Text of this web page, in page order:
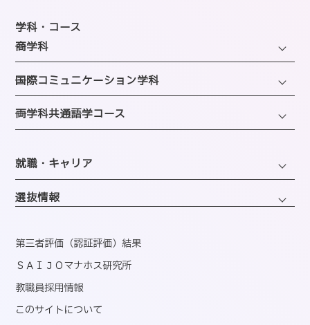
SAIJOの特徴
選ばれる理由
教員紹介
アクセス
年間スケジュール
施設のご紹介
図書館
クラブ＆サークルのご案内
学科・コース
─商学科
ファッション・トレンドコース
ビューティーホスピタリティコース
経営・マーケティングコース
情報・AIライフコース
医療事務コンピュータコース
─国際コミュニケーション学科
観光・エンターテインメントコース
企画・地域ブランディングコース
ホテル・ホスピタリティコース
エアライン・ホスピタリティコース
ブライダル・コーディネートコース
─両学科共通語学コース
韓国語コミュニケーションコース
就職・キャリア
キャリアサポートセンター
資格取得
国内インターンシップ・課外研修
産官学連携
内定者速報
選抜情報
第三者評価（認証評価）結果
ＳＡＩＪＯマナホス研究所
教職員採用情報
このサイトについて